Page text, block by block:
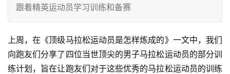
跟着精英运动员学习训练和备赛
上周，在《顶级马拉松运动员是怎样炼成的》一文中，我们
向跑友们分享了四位当世顶尖的男子马拉松运动员的部分训
练计划，旨在让跑友们对于这些优秀的马拉松运动员的训练